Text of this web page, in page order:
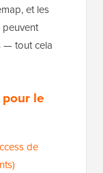
et les
— tout cela
le
de